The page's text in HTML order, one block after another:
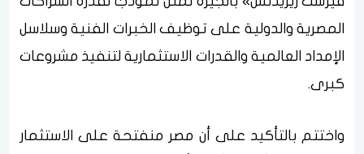
المصرية والدولية على توظيف الخبرات الفنية وسلاسل
الإمداد العالمية والقدرات الاستثمارية لتنفيذ مشروعات
كبرى.
واختتم بالتأكيد على أن مصر منفتحة على الاستثمار